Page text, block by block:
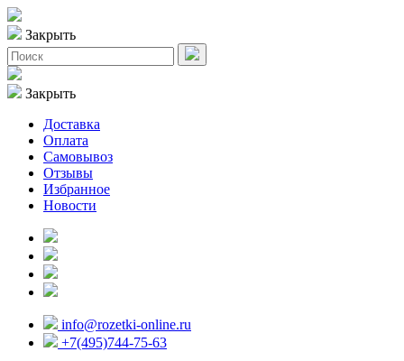
Закрыть
Закрыть
Доставка
Оплата
Самовывоз
Отзывы
Избранное
Новости
info@rozetki-online.ru
+7(495)744-75-63